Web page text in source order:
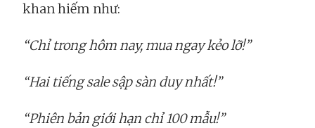
khan hiếm như:
“Chỉ trong hôm nay, mua ngay kẻo lỡ!”
“Hai tiếng sale sập sàn duy nhất!”
“Phiên bản giới hạn chỉ 100 mẫu!”